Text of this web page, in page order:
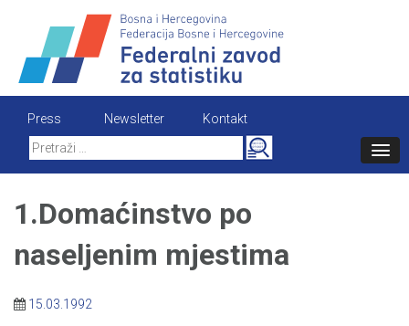
content
Press Newsletter
Kontakt
Search
for:
1.Domaćinstvo po
naseljenim mjestima
15.03.1992